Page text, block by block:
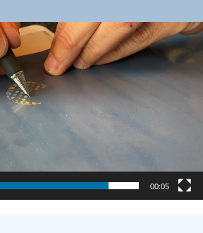
00:05